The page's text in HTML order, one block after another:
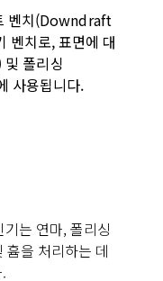
벤치(Downdraft
벤치로, 표면에 대
폴리싱
사용됩니다.
는 연마, 폴리싱
흄을 처리하는 데